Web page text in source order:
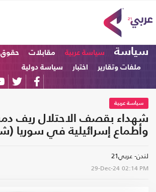
سياسة سياسة عربية مقابلات
حقوق
ملفات وتقارير
اختبار سياسة دولية
سياسة عربية
شهداء بقصف الاحتلال ريف
وأطماع إسرائيلية في سوريا
لندن- عربي21
29-Dec-24 02:14 PM